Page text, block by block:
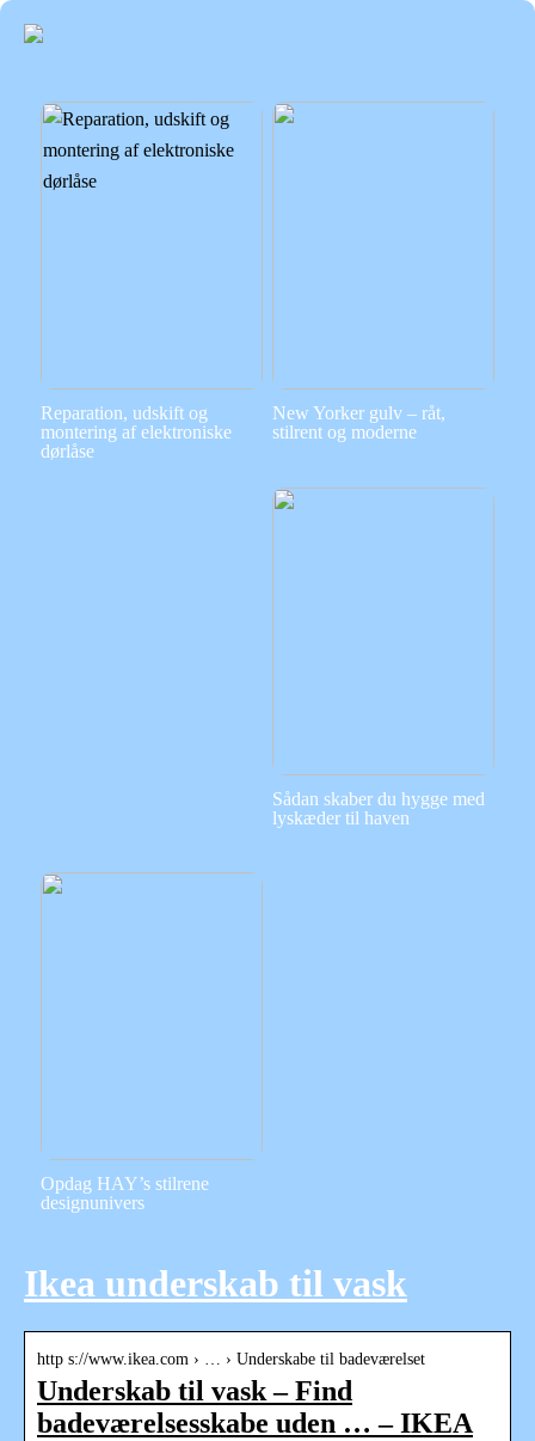
Reparation, udskift og
montering af elektroniske
dørlåse
New Yorker gulv – råt,
stilrent og moderne
Sådan skaber du hygge med
lyskæder til haven
Opdag HAY’s stilrene
designunivers
Ikea underskab til vask
http s://www.ikea.com › … › Underskabe til badeværelset
Underskab til vask – Find
badeværelsesskabe uden … – IKEA